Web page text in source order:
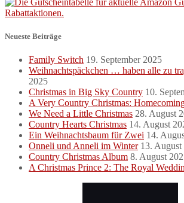
Neueste Beiträge
Family Switch 19. September 2025
Weihnachtspäckchen … haben alle zu
2025
Christmas in Big Sky Country 10.
A Very Country Christmas:
We Need a Little Christmas 28. August
Country Hearts Christmas 14. August
Ein Weihnachtsbaum für Zwei 14.
Onneli und Anneli im Winter 13. August
Country Christmas Album 8. August
A Christmas Prince 2: The Royal